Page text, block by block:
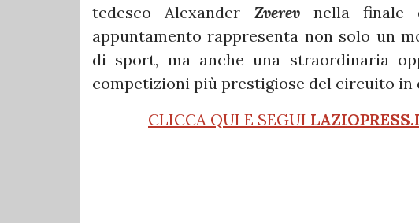
tedesco Alexander Zverevnella finale
appuntamento rappresenta non solo un
di sport, ma anche una straordinaria
competizioni più prestigiose del circuito in
CLICCA QUI E SEGUI